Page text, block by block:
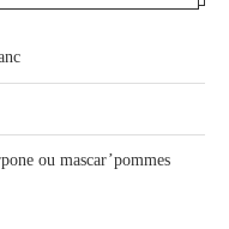
ou mascar’pommes